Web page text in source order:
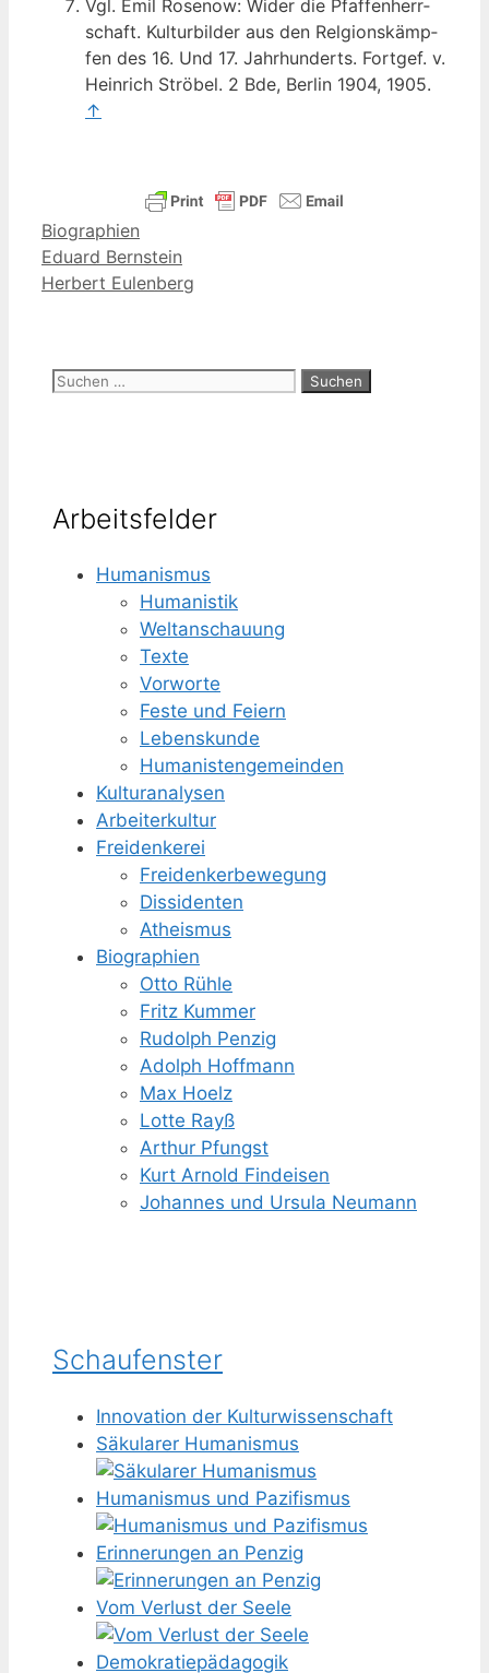
Vgl. Emil Rose­now: Wider die Pfaf­fen­herr­
schaft. Kul­tur­bil­der aus den Rel­gi­ons­kämp­
fen des 16. Und 17. Jahr­hun­derts. Fort­gef. v.
Hein­rich Strö­bel. 2 Bde, Ber­lin 1904, 1905.
↑
Kategorien
Biographien
Eduard Bernstein
Herbert Eulenberg
Suchen
Arbeitsfelder
Humanismus
Humanistik
Weltanschauung
Texte
Vorworte
Feste und Feiern
Lebenskunde
Humanisten­gemeinden
Kulturanalysen
Arbeiterkultur
Freidenkerei
Freidenker­bewegung
Dissidenten
Atheismus
Biographien
Otto Rühle
Fritz Kummer
Rudolph Penzig
Adolph Hoffmann
Max Hoelz
Lotte Rayß
Arthur Pfungst
Kurt Arnold Findeisen
Johannes und Ursula Neumann
Schaufenster
Innovation der Kulturwissenschaft
Säkularer Humanismus
Humanismus und Pazifismus
Erinnerungen an Penzig
Vom Verlust der Seele
Demokratiepädagogik